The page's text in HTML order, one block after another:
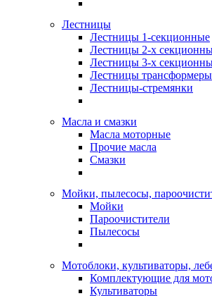
Лестницы
Лестницы 1-секционные
Лестницы 2-х
Лестницы 3-х
Лестницы трансформеры
Лестницы-стремянки
Масла и смазки
Масла моторные
Прочие масла
Смазки
Мойки, пылесосы,
Мойки
Пароочистители
Пылесосы
Мотоблоки, культиваторы,
Комплектующие для
Культиваторы